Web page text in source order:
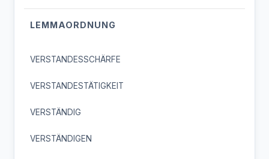
LEMMAORDNUNG
VERSTANDESSCHÄRFE
VERSTANDESTÄTIGKEIT
VERSTÄNDIG
VERSTÄNDIGEN